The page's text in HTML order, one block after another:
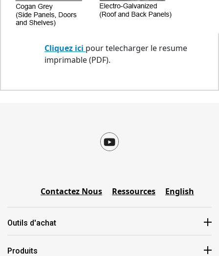
Cliquez ici pour telecharger le resume
imprimable (PDF).
Contactez Nous Ressources English
Outils d'achat
Produits